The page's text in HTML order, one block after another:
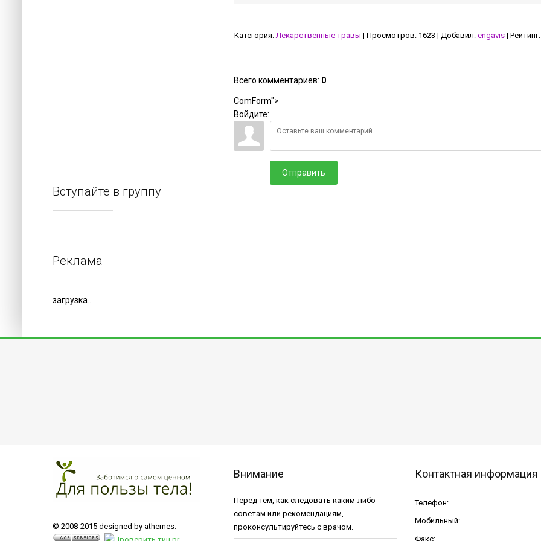
Категория: Лекарственные травы | Просмотров: 1623 | Добавил: engavis | Рейтинг:
Всего комментариев: 0
ComForm">
Войдите:
Отправить
Вступайте в группу
Реклама
загрузка...
© 2008-2015 designed by athemes.
Внимание
Перед тем, как следовать каким-либо
советам или рекомендациям,
проконсультируйтесь с врачом.
Контактная информация
Телефон:
Мобильный:
Факс: